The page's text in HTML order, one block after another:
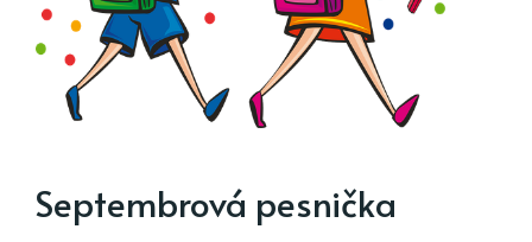
Septembrová pesnička